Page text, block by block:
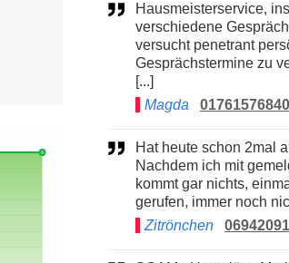
Hausmeisterservice, insistierend,
verschiedene
versucht penetrant
Gesprächstermine zu
[...]
Magda
Hat heute schon 2mal angerufen.
Nachdem ich mit
kommt gar nichts,
gerufen, immer noch
Zitrönchen